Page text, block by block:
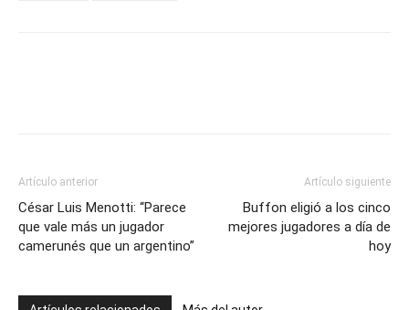
Artículo anterior
César Luis Menotti: “Parece
que vale más un jugador
camerunés que un argentino”
Artículo siguiente
Buffon eligió a los cinco
mejores jugadores a día de
hoy